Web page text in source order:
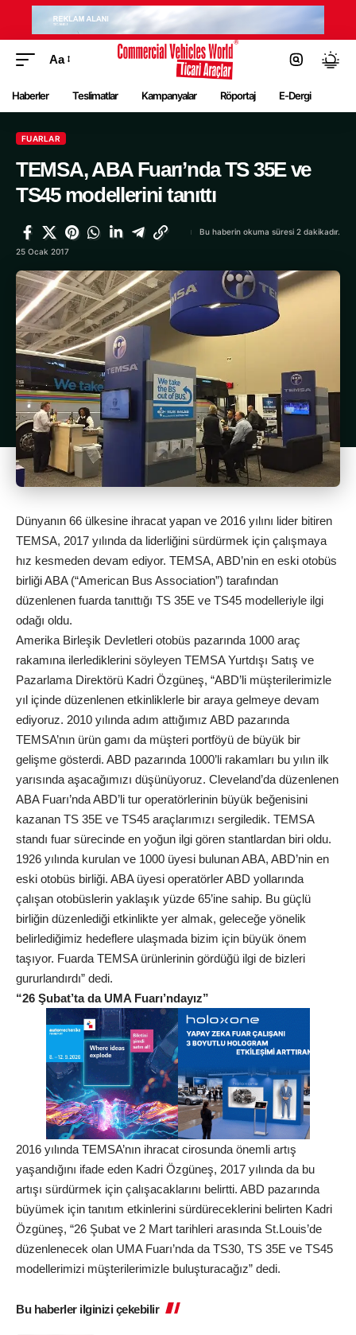
Aa
Haberler Teslimatlar Kampanyalar Röportaj E-Dergi
FUARLAR
TEMSA, ABA Fuarı’nda TS 35E ve
TS45 modellerini tanıttı
25 Ocak 2017
Bu haberin okuma süresi 2 dakikadır.
Dünyanın 66 ülkesine ihracat yapan ve 2016 yılını lider bitiren
TEMSA, 2017 yılında da liderliğini sürdürmek için çalışmaya
hız kesmeden devam ediyor. TEMSA, ABD’nin en eski otobüs
birliği ABA (“American Bus Association”) tarafından
düzenlenen fuarda tanıttığı TS 35E ve TS45 modelleriyle ilgi
odağı oldu.
Amerika Birleşik Devletleri otobüs pazarında 1000 araç
rakamına ilerlediklerini söyleyen TEMSA Yurtdışı Satış ve
Pazarlama Direktörü Kadri Özgüneş, “ABD’li müşterilerimizle
yıl içinde düzenlenen etkinliklerle bir araya gelmeye devam
ediyoruz. 2010 yılında adım attığımız ABD pazarında
TEMSA’nın ürün gamı da müşteri portföyü de büyük bir
gelişme gösterdi. ABD pazarında 1000’li rakamları bu yılın ilk
yarısında aşacağımızı düşünüyoruz. Cleveland’da düzenlenen
ABA Fuarı’nda ABD’li tur operatörlerinin büyük beğenisini
kazanan TS 35E ve TS45 araçlarımızı sergiledik. TEMSA
standı fuar sürecinde en yoğun ilgi gören stantlardan biri oldu.
1926 yılında kurulan ve 1000 üyesi bulunan ABA, ABD’nin en
eski otobüs birliği. ABA üyesi operatörler ABD yollarında
çalışan otobüslerin yaklaşık yüzde 65’ine sahip. Bu güçlü
birliğin düzenlediği etkinlikte yer almak, geleceğe yönelik
belirlediğimiz hedeflere ulaşmada bizim için büyük önem
taşıyor. Fuarda TEMSA ürünlerinin gördüğü ilgi de bizleri
gururlandırdı” dedi.
“26 Şubat’ta da UMA Fuarı’ndayız”
2016 yılında TEMSA’nın ihracat cirosunda önemli artış
yaşandığını ifade eden Kadri Özgüneş, 2017 yılında da bu
artışı sürdürmek için çalışacaklarını belirtti. ABD pazarında
büyümek için tanıtım etkinlerini sürdüreceklerini belirten Kadri
Özgüneş, “26 Şubat ve 2 Mart tarihleri arasında St.Louis’de
düzenlenecek olan UMA Fuarı’nda da TS30, TS 35E ve TS45
modellerimizi müşterilerimizle buluşturacağız” dedi.
Bu haberler ilginizi çekebilir